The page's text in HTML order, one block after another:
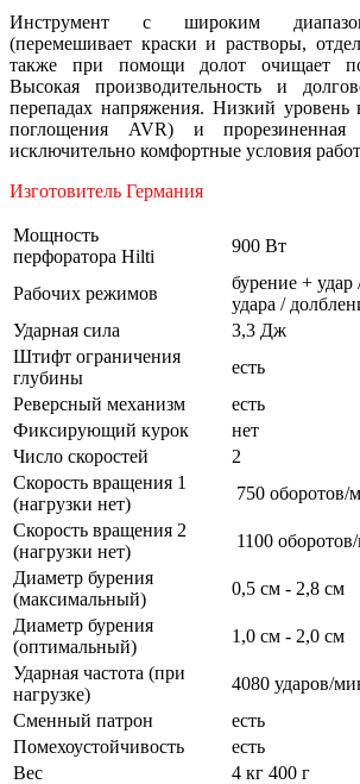
Инструмент с широким
(перемешивает краски и растворы,
также при помощи долот очищает
Высокая производительность и
перепадах напряжения. Низкий
поглощения AVR) и прорезиненная
исключительно комфортные условия
Изготовитель Германия
Мощность
перфоратора Hilti
900 Вт
Рабочих режимов
бурение + удар
удара /
Ударная сила
3,3 Дж
Штифт ограничения
глубины
есть
Реверсный механизм
есть
Фиксирующий курок
нет
Число скоростей
2
Скорость вращения 1
(нагрузки нет)
750 оборотов/
Скорость вращения 2
(нагрузки нет)
1100
Диаметр бурения
(максимальный)
0,5 см - 2,8 см
Диаметр бурения
(оптимальный)
1,0 см - 2,0 см
Ударная частота (при
нагрузке)
4080 ударов/
Сменный патрон
есть
Помехоустойчивость
есть
Вес
4 кг 400 г